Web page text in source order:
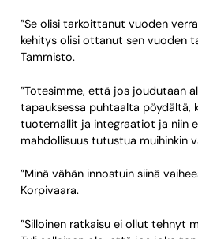
”Se olisi tarkoittanut vuoden
kehitys olisi ottanut sen vuoden
Tammisto.
”Totesimme, että jos joudutaan
tapauksessa puhtaalta pöydältä,
tuotemallit ja integraatiot ja niin
mahdollisuus tutustua muihinkin
”Minä vähän innostuin siinä
Korpivaara.
”Silloinen ratkaisu ei ollut tehnyt